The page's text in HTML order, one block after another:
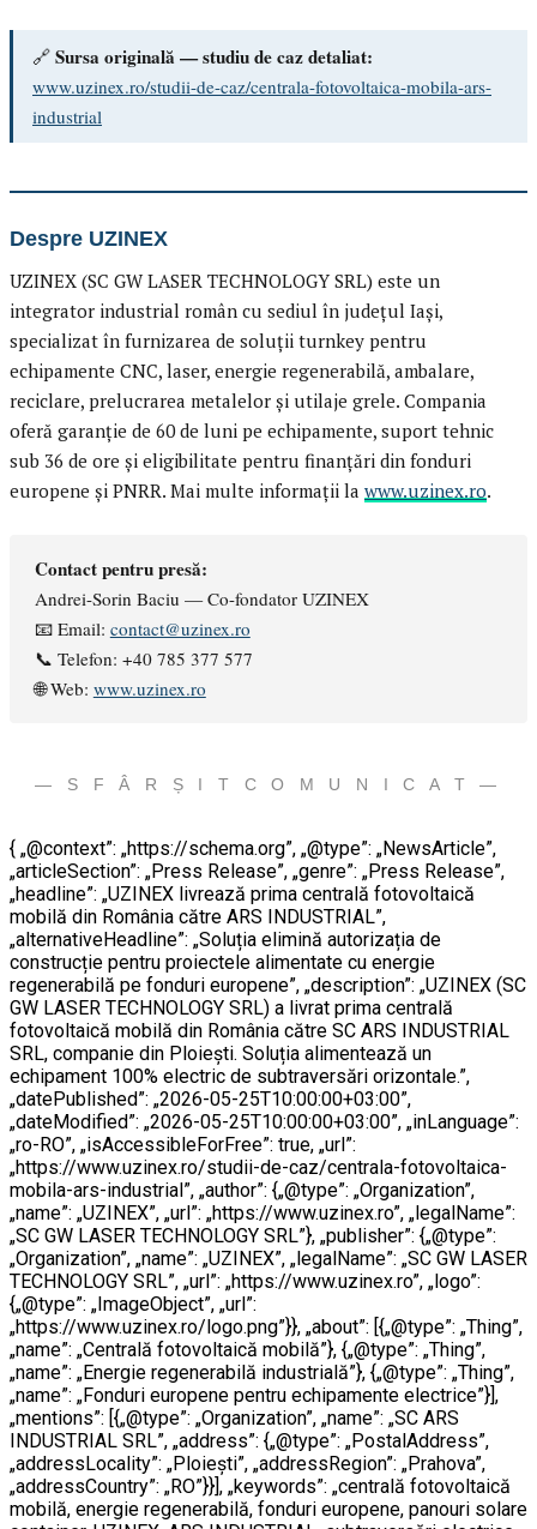
🔗 Sursa originală — studiu de caz detaliat:
www.uzinex.ro/studii-de-caz/centrala-fotovoltaica-mobila-ars-
industrial
Despre UZINEX
UZINEX (SC GW LASER TECHNOLOGY SRL) este un
integrator industrial român cu sediul în județul Iași,
specializat în furnizarea de soluții turnkey pentru
echipamente CNC, laser, energie regenerabilă, ambalare,
reciclare, prelucrarea metalelor și utilaje grele. Compania
oferă garanție de 60 de luni pe echipamente, suport tehnic
sub 36 de ore și eligibilitate pentru finanțări din fonduri
europene și PNRR. Mai multe informații la www.uzinex.ro.
Contact pentru presă:
Andrei-Sorin Baciu — Co-fondator UZINEX
📧 Email: contact@uzinex.ro
📞 Telefon: +40 785 377 577
🌐 Web: www.uzinex.ro
— S F Â R Ș I T C O M U N I C A T —
{ „@context”: „https://schema.org”, „@type”: „NewsArticle”,
„articleSection”: „Press Release”, „genre”: „Press Release”,
„headline”: „UZINEX livrează prima centrală fotovoltaică
mobilă din România către ARS INDUSTRIAL”,
„alternativeHeadline”: „Soluția elimină autorizația de
construcție pentru proiectele alimentate cu energie
regenerabilă pe fonduri europene”, „description”: „UZINEX (SC
GW LASER TECHNOLOGY SRL) a livrat prima centrală
fotovoltaică mobilă din România către SC ARS INDUSTRIAL
SRL, companie din Ploiești. Soluția alimentează un
echipament 100% electric de subtraversări orizontale.”,
„datePublished”: „2026-05-25T10:00:00+03:00”,
„dateModified”: „2026-05-25T10:00:00+03:00”, „inLanguage”:
„ro-RO”, „isAccessibleForFree”: true, „url”:
„https://www.uzinex.ro/studii-de-caz/centrala-fotovoltaica-
mobila-ars-industrial”, „author”: {„@type”: „Organization”,
„name”: „UZINEX”, „url”: „https://www.uzinex.ro”, „legalName”:
„SC GW LASER TECHNOLOGY SRL”}, „publisher”: {„@type”:
„Organization”, „name”: „UZINEX”, „legalName”: „SC GW LASER
TECHNOLOGY SRL”, „url”: „https://www.uzinex.ro”, „logo”:
{„@type”: „ImageObject”, „url”:
„https://www.uzinex.ro/logo.png”}}, „about”: [{„@type”: „Thing”,
„name”: „Centrală fotovoltaică mobilă”}, {„@type”: „Thing”,
„name”: „Energie regenerabilă industrială”}, {„@type”: „Thing”,
„name”: „Fonduri europene pentru echipamente electrice”}],
„mentions”: [{„@type”: „Organization”, „name”: „SC ARS
INDUSTRIAL SRL”, „address”: {„@type”: „PostalAddress”,
„addressLocality”: „Ploiești”, „addressRegion”: „Prahova”,
„addressCountry”: „RO”}}], „keywords”: „centrală fotovoltaică
mobilă, energie regenerabilă, fonduri europene, panouri solare